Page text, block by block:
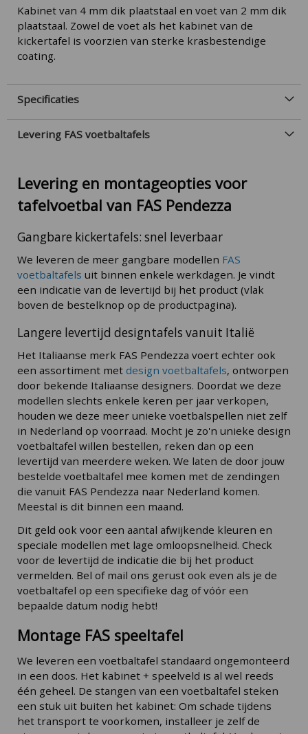
Kabinet van 4 mm dik plaatstaal en voet van 2 mm dik
plaatstaal. Zowel de voet als het kabinet van de
kickertafel is voorzien van sterke krasbestendige
coating.
Specificaties
Levering FAS voetbaltafels
Levering en montageopties voor
tafelvoetbal van FAS Pendezza
Gangbare kickertafels: snel leverbaar
We leveren de meer gangbare modellen FAS
voetbaltafels uit binnen enkele werkdagen. Je vindt
een indicatie van de levertijd bij het product (vlak
boven de bestelknop op de productpagina).
Langere levertijd designtafels vanuit Italië
Het Italiaanse merk FAS Pendezza voert echter ook
een assortiment met design voetbaltafels, ontworpen
door bekende Italiaanse designers. Doordat we deze
modellen slechts enkele keren per jaar verkopen,
houden we deze meer unieke voetbalspellen niet zelf
in Nederland op voorraad. Mocht je zo'n unieke design
voetbaltafel willen bestellen, reken dan op een
levertijd van meerdere weken. We laten de door jouw
bestelde voetbaltafel mee komen met de zendingen
die vanuit FAS Pendezza naar Nederland komen.
Meestal is dit binnen een maand.
Dit geld ook voor een aantal afwijkende kleuren en
speciale modellen met lage omloopsnelheid. Check
voor de levertijd de indicatie die bij het product
vermelden. Bel of mail ons gerust ook even als je de
voetbaltafel op een specifieke dag of vóór een
bepaalde datum nodig hebt!
Montage FAS speeltafel
We leveren een voetbaltafel standaard ongemonteerd
in een doos. Het kabinet + speelveld is al wel reeds
één geheel. De stangen van een voetbaltafel steken
een stuk uit buiten het kabinet: Om schade tijdens
het transport te voorkomen, installeer je zelf de